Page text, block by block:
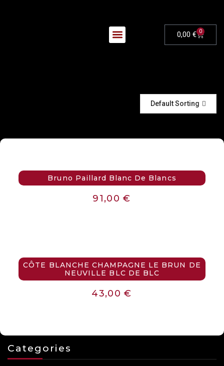
0,00 € 0
Categories
Default Sorting
Bruno Paillard Blanc De Blancs
91,00€
CÔTE BLANCHE CHAMPAGNE LE BRUN DE
NEUVILLE BLC DE BLC
43,00€